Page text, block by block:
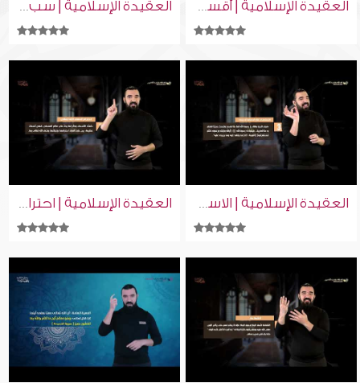
العقيدة الإسلامية | أقسام التوحيد | إسلام ويب | للصم بلغة الإشارة العقيدة الإسلامية | سب الريح | إسلام ويب | للصم بلغة الإشارة
العقيدة الإسلامية | الاستهزاء بالدين | إسلام ويب | للصم بلغة الإشارة العقيدة الإسلامية | احترام أسماء الله تعالى | إسلام ويب | للصم بلغة الإشارة